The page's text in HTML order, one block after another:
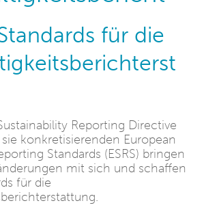
für die
Reporting Directive
sie konkretisierenden European
Standards (ESRS) bringen
mit sich und schaffen
für die